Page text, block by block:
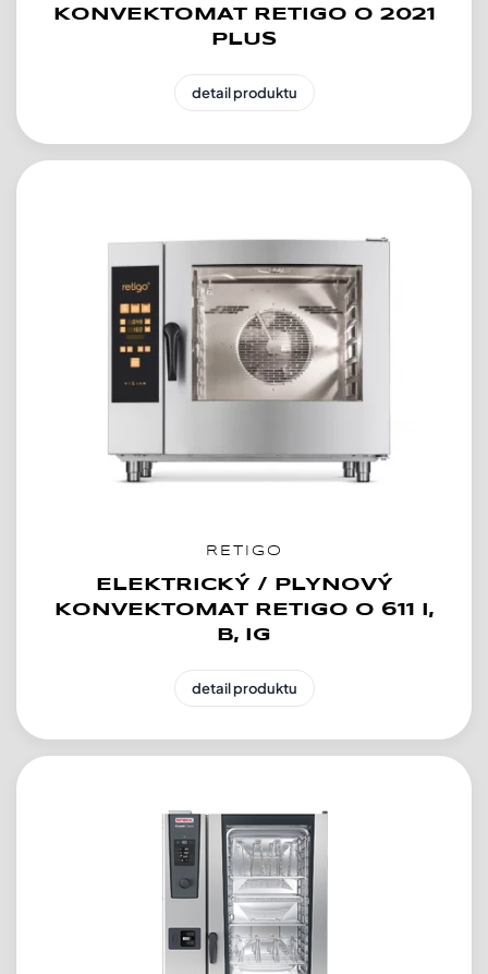
KONVEKTOMAT RETIGO O 2021
PLUS
detail produktu
RETIGO
ELEKTRICKÝ / PLYNOVÝ
KONVEKTOMAT RETIGO O 611 I,
B, IG
detail produktu